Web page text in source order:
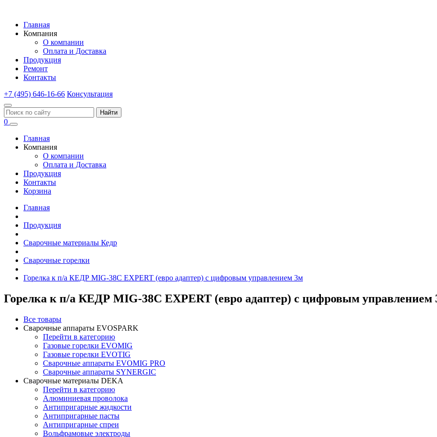
Главная
Компания
О компании
Оплата и Доставка
Продукция
Ремонт
Контакты
+7 (495) 646-16-66 Консультация
Найти
0
Главная
Компания
О компании
Оплата и Доставка
Продукция
Контакты
Корзина
Главная
Продукция
Сварочные материалы Кедр
Сварочные горелки
Горелка к п/а КЕДР MIG-38C EXPERT (евро адаптер) с цифровым управлением 3м
Горелка к п/а КЕДР MIG-38C EXPERT (евро адаптер) с цифровым управлением
Все товары
Сварочные аппараты EVOSPARK
Перейти в категорию
Газовые горелки EVOMIG
Газовые горелки EVOTIG
Сварочные аппараты EVOMIG PRO
Сварочные аппараты SYNERGIC
Сварочные материалы DEKA
Перейти в категорию
Алюминиевая проволока
Антипригарные жидкости
Антипригарные пасты
Антипригарные спреи
Вольфрамовые электроды